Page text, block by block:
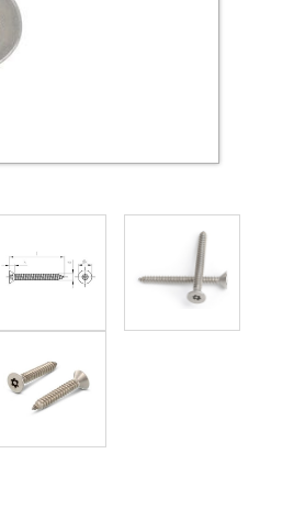
для яхт